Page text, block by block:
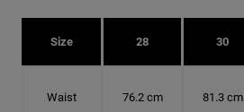
Size 28 30
Waist 76.2 cm 81.3 cm